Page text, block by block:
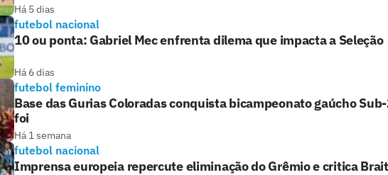
Há 5 dias
futebol nacional
10 ou ponta: Gabriel Mec enfrenta dilema que impacta a Seleção
Há 6 dias
futebol feminino
Base das Gurias Coloradas conquista bicampeonato gaúcho
foi
Há 1 semana
futebol nacional
Imprensa europeia repercute eliminação do Grêmio e critica